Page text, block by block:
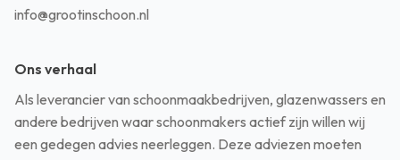
info@grootinschoon.nl
Ons verhaal
Als leverancier van schoonmaakbedrijven, glazenwassers en
andere bedrijven waar schoonmakers actief zijn willen wij
een gedegen advies neerleggen. Deze adviezen moeten